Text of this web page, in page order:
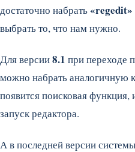
достаточно набрать«regedit»
выбрать то, что нам нужно.
Для версии8.1 при переходе
можно набрать аналогичную
появится поисковая
запуск редактора.
А в последней версии